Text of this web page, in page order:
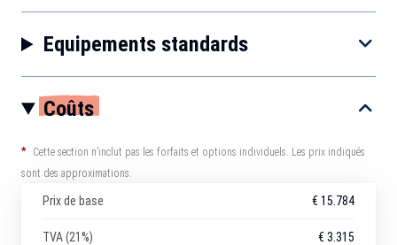
Equipements standards
Coûts
*
Cette section n’inclut pas les forfaits et options individuels. Les prix indiqués
sont des approximations.
Prix de base € 15.784
TVA (21%) € 3.315